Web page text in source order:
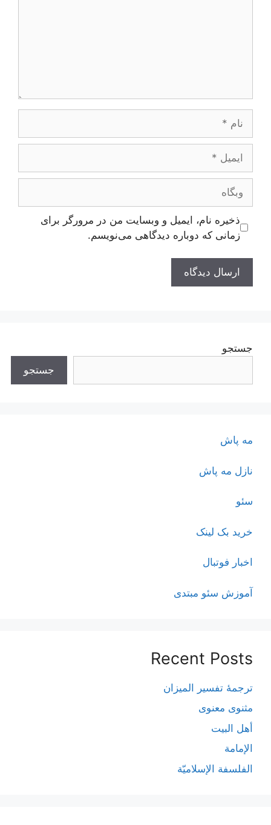
وبگاه
ذخیره نام، ایمیل و وبسایت من در مرورگر برای
زمانی که دوباره دیدگاهی می‌نویسم.
جستجو
جستجو
مه پاش
نازل مه پاش
سئو
خرید بک لینک
اخبار فوتبال
آموزش سئو مبتدی
Recent Posts
ترجمۀ تفسیر المیزان
مثنوی معنوی
أهل البيت
الإمامة
الفلسفة الإسلاميّة